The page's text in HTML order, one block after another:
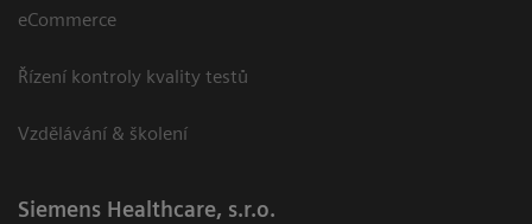
eCommerce
Řízení kontroly kvality testů
Vzdělávání & školení
Siemens Healthcare, s.r.o.